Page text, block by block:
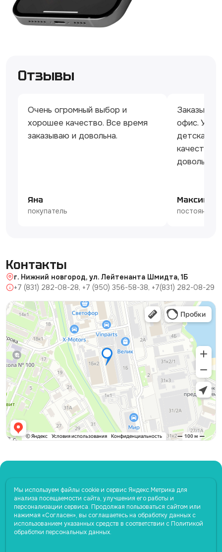
Отзывы
Очень огромный выбор и
хорошее качество. Все время
заказываю и довольна.
Яна
покупатель
офис.
детская
качества.
довольны
Максим
постоянный
Контакты
г. Нижний новгород, ул. Лейтенанта Шмидта, 1Б
+7 (831) 282-08-28, +7 (950) 356-58-38, +7(831) 282-08-29
Контакты
+7 (831) 282-08-28
+7 (950) 356-58-38
+7(831) 282-08-29
Мы используем файлы cookie и сервис Яндекс.Метрика для
анализа посещаемости сайта, улучшения его работы и
персонализации сервиса. Продолжая пользоваться сайтом или
нажимая «Согласен», вы соглашаетесь на обработку данных с
использованием указанных средств в соответствии с Политикой
обработки персональных данных.